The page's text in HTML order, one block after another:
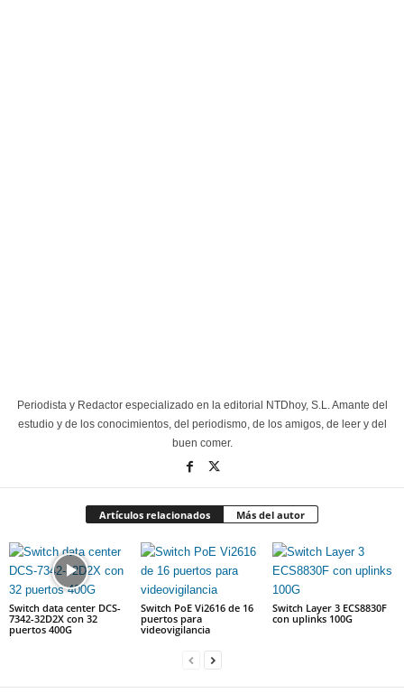
Periodista y Redactor especializado en la editorial NTDhoy, S.L. Amante del
estudio y de los conocimientos, del periodismo, de los amigos, de leer y del
buen comer.
Artículos relacionados Más del autor
Switch data center DCS-
7342-32D2X con 32
puertos 400G
Switch PoE Vi2616 de 16
puertos para
videovigilancia
Switch Layer 3 ECS8830F
con uplinks 100G